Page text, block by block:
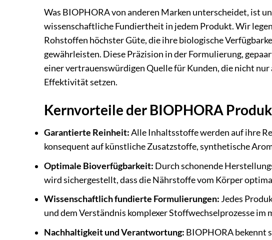
Was BIOPHORA von anderen Marken unterscheidet, ist
wissenschaftliche Fundiertheit in jedem Produkt. Wir
Rohstoffen höchster Güte, die ihre biologische
gewährleisten. Diese Präzision in der Formulierung,
einer vertrauenswürdigen Quelle für Kunden, die nicht
Effektivität setzen.
Kernvorteile der BIOPHORA
Garantierte Reinheit:Alle Inhaltsstoffe werden auf ihre
konsequent auf künstliche Zusatzstoffe, synthetische
Optimale Bioverfügbarkeit: Durch schonende
wird sichergestellt, dass die Nährstoffe vom Körper
Wissenschaftlich fundierte Formulierungen:Jedes
und dem Verständnis komplexer Stoffwechselprozesse im
Nachhaltigkeit und Verantwortung: BIOPHORA bekennt